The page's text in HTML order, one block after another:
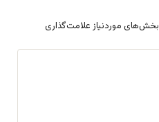
بخش‌های موردنیاز علامت‌گذاری